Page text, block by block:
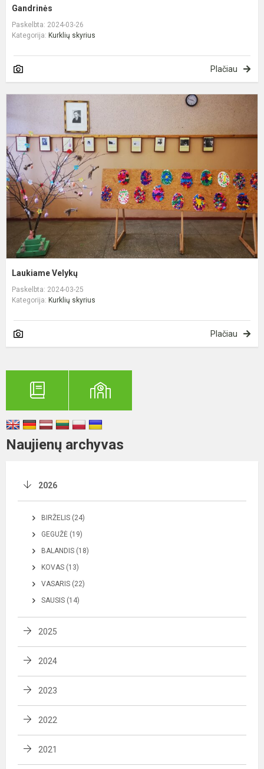
Gandrinės
Paskelbta: 2024-03-26
Kategorija: Kurklių skyrius
Plačiau
Laukiame Velykų
Paskelbta: 2024-03-25
Kategorija: Kurklių skyrius
Plačiau
Naujienų archyvas
2026
BIRŽELIS (24)
GEGUŽĖ (19)
BALANDIS (18)
KOVAS (13)
VASARIS (22)
SAUSIS (14)
2025
2024
2023
2022
2021